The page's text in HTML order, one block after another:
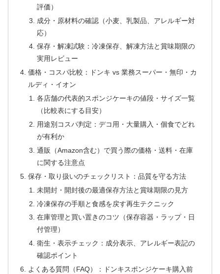
評価）
成分・原材料の確認（小麦、乳製品、アレルギー対
応）
保存・解凍試験：冷凍保存、解凍方法と賞味期限の
実用レビュー
価格・コスパ比較：ドンキ vs 業務スーパー・無印・カ
ルディ・イオン
各店舗の代表的スポンジケーキの値段・サイズ一覧
（比較表にする目安）
用途別コスパ判定：デコ用・大量購入・個食でどれ
が有利か
通販（Amazon含む）で買う際の価格・送料・在庫
に関する注意点
保存・取り扱いのチェックリスト：品質を守る方法
未開封・開封後の最適保存方法と賞味期限の見方
冷凍保存の手順と食感を戻す再生テクニック
在庫管理と買い置きのコツ（保存容器・ラップ・日
付管理）
衛生・表示チェック：成分表示、アレルギー表記の
確認ポイント
よくある質問（FAQ）：ドンキスポンジケーキ購入前